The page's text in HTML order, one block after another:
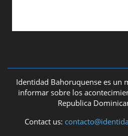
Identidad Bahoruquense es un
informar sobre los
Republica
Contact us: